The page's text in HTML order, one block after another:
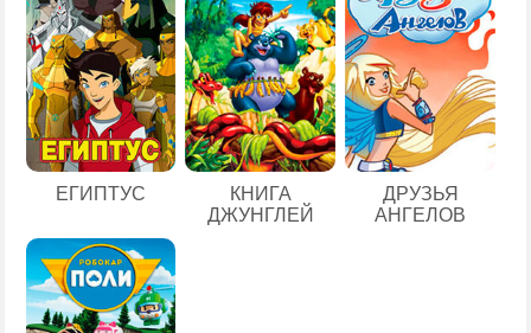
ЕГИПТУС
КНИГА
ДЖУНГЛЕЙ
ДРУЗЬЯ
АНГЕЛОВ